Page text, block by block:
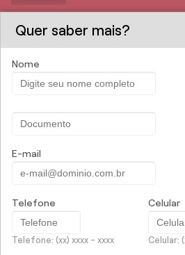
ABUSSAMRA
Os smartphones estão cada vez
cada vez mais importante para
aparelho em casos de danos ou
O serviço dá a tranquilidade
Quer saber mais?
Nome
E-mail
Telefone
Telefone: (xx) xxxx - xxxx
Celular
Celular: